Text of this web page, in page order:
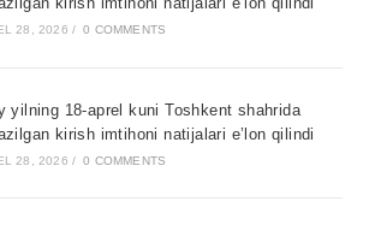
28, 2026 / 0 COMMENTS
yilning 18-aprel kuni Toshkent shahrida
kirish imtihoni natijalari e’lon qilindi
28, 2026 / 0 COMMENTS